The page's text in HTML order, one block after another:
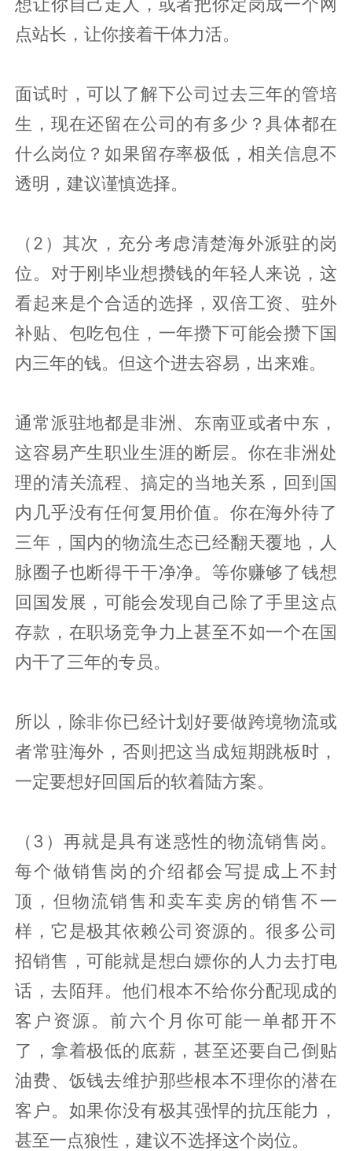
点站长，让你接着干体力活。
面试时，可以了解下公司过去三年的管培
生，现在还留在公司的有多少？具体都在
什么岗位？如果留存率极低，相关信息不
透明，建议谨慎选择。
（2）其次，充分考虑清楚海外派驻的岗
位。对于刚毕业想攒钱的年轻人来说，这
看起来是个合适的选择，双倍工资、驻外
补贴、包吃包住，一年攒下可能会攒下国
内三年的钱。但这个进去容易，出来难。
通常派驻地都是非洲、东南亚或者中东，
这容易产生职业生涯的断层。你在非洲处
理的清关流程、搞定的当地关系，回到国
内几乎没有任何复用价值。你在海外待了
三年，国内的物流生态已经翻天覆地，人
脉圈子也断得干干净净。等你赚够了钱想
回国发展，可能会发现自己除了手里这点
存款，在职场竞争力上甚至不如一个在国
内干了三年的专员。
所以，除非你已经计划好要做跨境物流或
者常驻海外，否则把这当成短期跳板时，
一定要想好回国后的软着陆方案。
（3）再就是具有迷惑性的物流销售岗。
每个做销售岗的介绍都会写提成上不封
顶，但物流销售和卖车卖房的销售不一
样，它是极其依赖公司资源的。很多公司
招销售，可能就是想白嫖你的人力去打电
话，去陌拜。他们根本不给你分配现成的
客户资源。前六个月你可能一单都开不
了，拿着极低的底薪，甚至还要自己倒贴
油费、饭钱去维护那些根本不理你的潜在
客户。如果你没有极其强悍的抗压能力，
甚至一点狼性，建议不选择这个岗位。